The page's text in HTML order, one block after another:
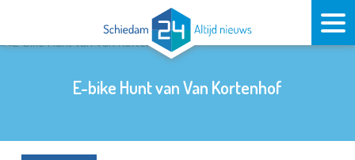
E-bike Hunt van Van Kortenhof